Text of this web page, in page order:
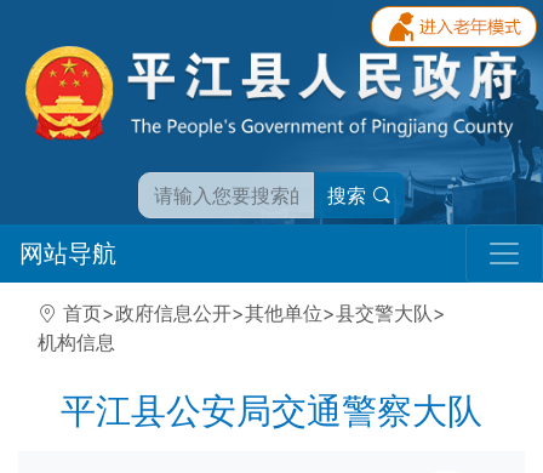
搜索
网站导航
首页>政府信息公开>其他单位>县交警大队>
机构信息
平江县公安局交通警察大队